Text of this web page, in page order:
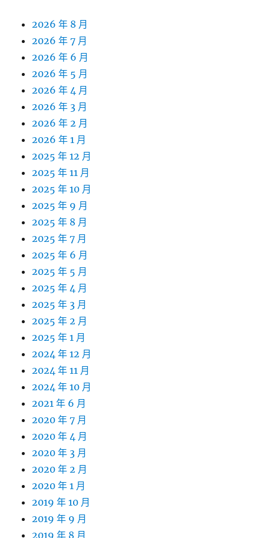
2026 年 8 月
2026 年 7 月
2026 年 6 月
2026 年 5 月
2026 年 4 月
2026 年 3 月
2026 年 2 月
2026 年 1 月
2025 年 12 月
2025 年 11 月
2025 年 10 月
2025 年 9 月
2025 年 8 月
2025 年 7 月
2025 年 6 月
2025 年 5 月
2025 年 4 月
2025 年 3 月
2025 年 2 月
2025 年 1 月
2024 年 12 月
2024 年 11 月
2024 年 10 月
2021 年 6 月
2020 年 7 月
2020 年 4 月
2020 年 3 月
2020 年 2 月
2020 年 1 月
2019 年 10 月
2019 年 9 月
2019 年 8 月